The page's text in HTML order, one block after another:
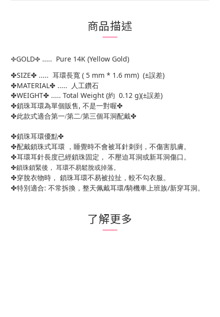
商品描述
✤GOLD✤ ..... Pure 14K (Yellow Gold)
✤SIZE✤ ..... 耳環長寬 ( 5 mm * 1.6 mm) (±誤差)
✤MATERIAL✤ ..... 人工鑽石
✤WEIGHT✤ ..... Total Weight (約 0.12 g)(±誤差)
✤鎖珠耳環為單個販售, 不是一對喔✤
✤此款式適合第一/第二/第三個耳洞配戴✤
✤鎖珠耳環優點✤
✤配戴鎖珠式耳環 ，睡覺時不會被耳針刺到，不傷害肌膚。
✤耳環耳針長度已經鎖珠固定， 不壓迫耳洞或新耳洞傷口。
✤鎖珠鎖緊後， 耳環不易鬆脫或掉落。
✤穿脫衣物時， 鎖珠耳環不易被拉扯，較不勾衣服。
✤特別適合: 不常拆換，整天佩戴耳環/騎機車上班族/新穿耳洞。
了解更多